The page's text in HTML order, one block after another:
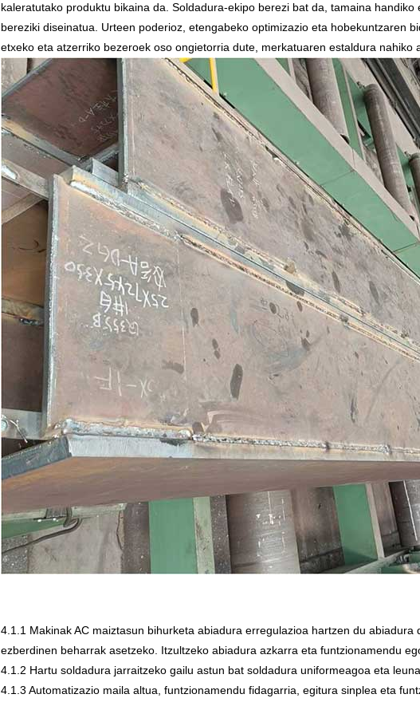
kaleratutako produktu bikaina da. Soldadura-ekipo berezi bat da, tamaina
bereziki diseinatua. Urteen poderioz, etengabeko optimizazio eta hobekuntzaren
etxeko eta atzerriko bezeroek oso ongietorria dute, merkatuaren estaldura nahiko
4.1.1 Makinak AC maiztasun bihurketa abiadura erregulazioa hartzen du
ezberdinen beharrak asetzeko. Itzultzeko abiadura azkarra eta funtzionamendu
4.1.2 Hartu soldadura jarraitzeko gailu astun bat soldadura uniformeagoa eta
4.1.3 Automatizazio maila altua, funtzionamendu fidagarria, egitura sinplea eta